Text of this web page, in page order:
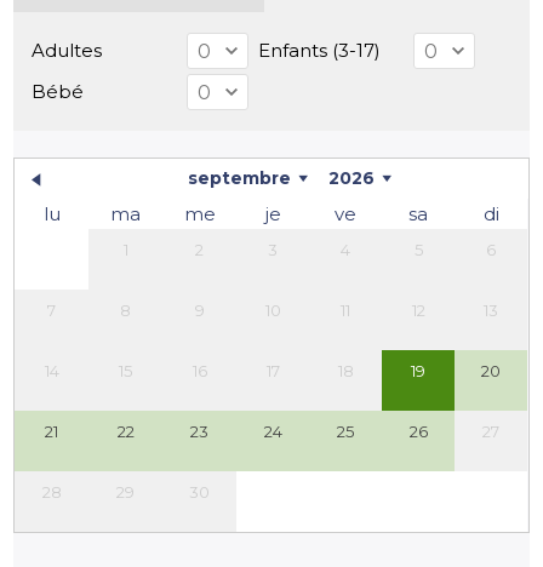
Adultes
Enfants (3-17)
Bébé
septembre 2026
lu ma me je ve sa di
1 2 3 4 5 6
7 8 9 10 11 12 13
14 15 16 17 18 19 20
21 22 23 24 25 26 27
28 29 30